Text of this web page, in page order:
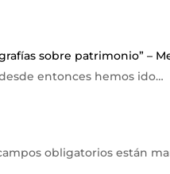
sobre patrimonio” –
entonces hemos ido…
obligatorios están